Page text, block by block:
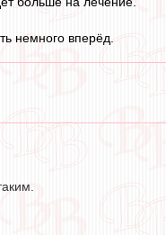
немного вперёд.